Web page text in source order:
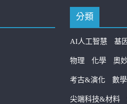
分類
AI人工智慧 基
物理 化學 奧
考古&演化 數學
尖端科技&材料